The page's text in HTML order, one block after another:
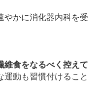
やかに消化器内科を受
維食をなるべく控えて
運動も習慣付けること